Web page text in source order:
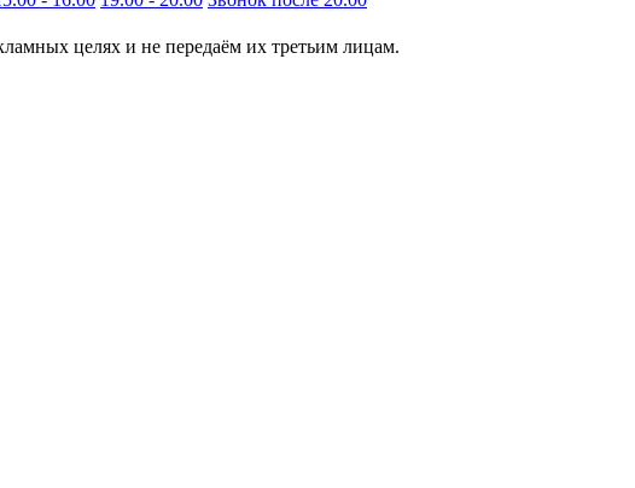
целях и не передаём их третьим лицам.